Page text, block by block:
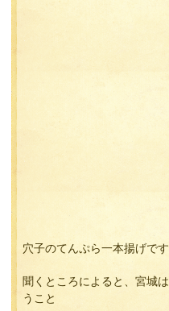
穴子のてんぷら一本揚げです
聞くところによると、宮城
うこと